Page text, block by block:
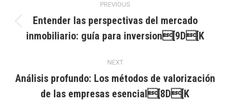
navigation
PREVIOUS
post:
Entender las perspectivas del mercado
inmobiliario: guía para inversion[9D[K
NEXT
post:
Análisis profundo: Los métodos de valorización
de las empresas esencial[8D[K